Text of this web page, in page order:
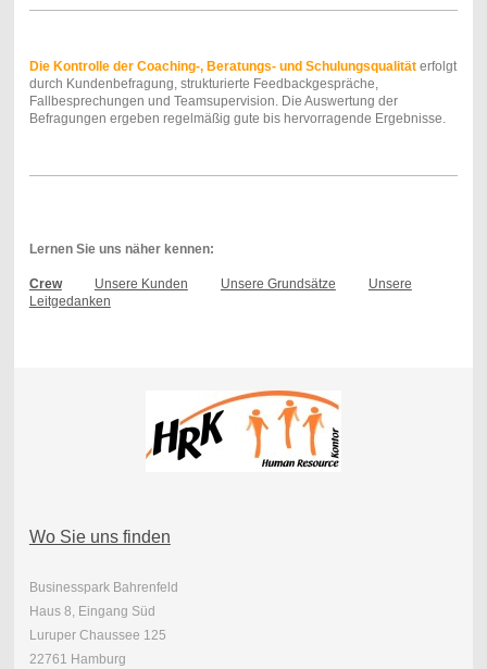
Die Kontrolle der Coaching-, Beratungs- und Schulungsqualitäterfolgt
durch Kundenbefragung, strukturierte Feedbackgespräche,
Fallbesprechungen und Teamsupervision. Die Auswertung der
Befragungen ergeben regelmäßig gute bis hervorragende Ergebnisse.
Lernen Sie uns näher kennen:
Crew Unsere Kunden Unsere Grundsätze
Unsere
Leitgedanken
Wo Sie uns finden
Businesspark Bahrenfeld
Haus 8, Eingang Süd
Luruper Chaussee 125
22761 Hamburg